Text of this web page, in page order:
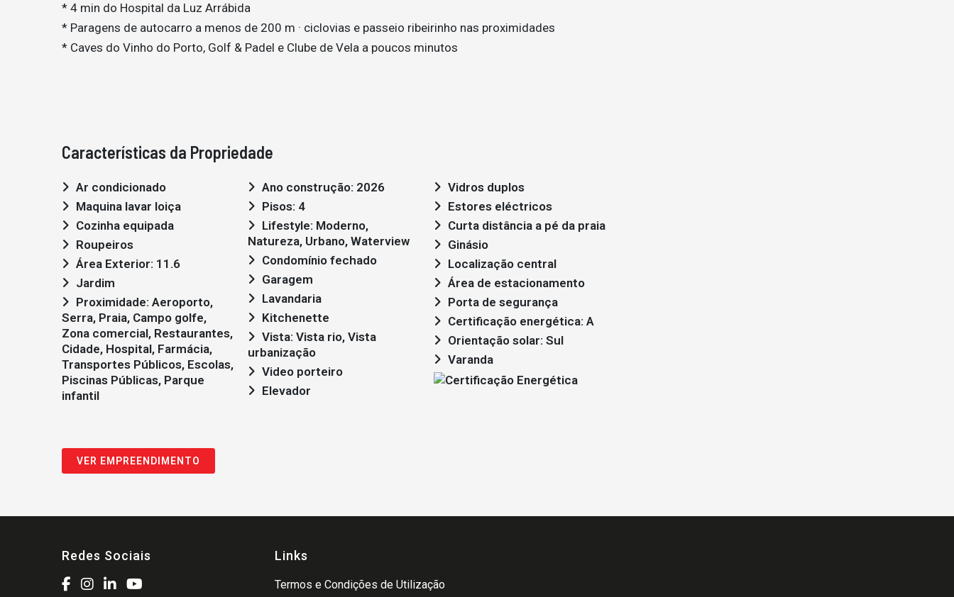
* 4 min do Hospital da Luz Arrábida
* Paragens de autocarro a menos de 200 m · ciclovias e passeio ribeirinho nas proximidades
* Caves do Vinho do Porto, Golf & Padel e Clube de Vela a poucos minutos
Características da Propriedade
Ar condicionado
Maquina lavar loiça
Cozinha equipada
Roupeiros
Área Exterior: 11.6
Jardim
Serra, Praia, Campo golfe,
Zona comercial, Restaurantes,
Cidade, Hospital, Farmácia,
Transportes Públicos, Escolas,
Piscinas Públicas, Parque
infantil
Ano construção: 2026
Pisos: 4
Natureza, Urbano, Waterview
Condomínio fechado
Garagem
Lavandaria
Kitchenette
urbanização
Video porteiro
Elevador
Vidros duplos
Estores eléctricos
Curta distância a pé da praia
Ginásio
Localização central
Área de estacionamento
Porta de segurança
Certificação energética: A
Orientação solar: Sul
Varanda
VER EMPREENDIMENTO
Redes Sociais Links
Termos e Condições de Utilização